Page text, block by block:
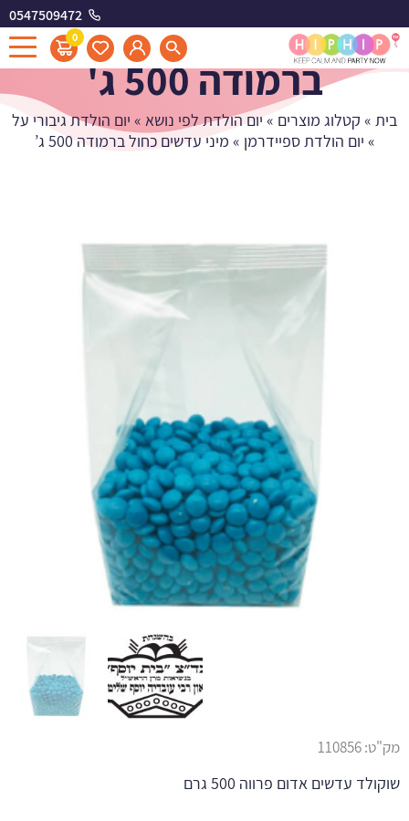
0547509472
0
מיני עדשים כחול
ברמודה 500 ג'
בית » קטלוג מוצרים » יום הולדת לפי נושא » יום הולדת גיבורי על
» יום הולדת ספיידרמן » מיני עדשים כחול ברמודה 500 ג’
מק"ט:110856
שוקולד עדשים אדום פרווה 500 גרם